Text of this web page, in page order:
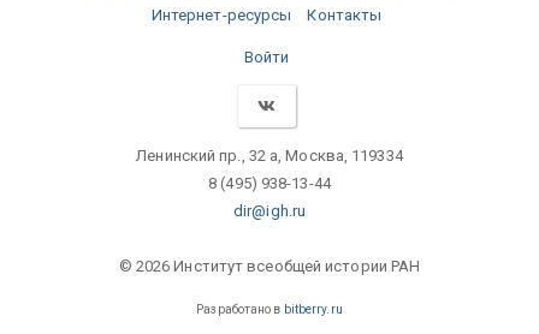
Интернет-ресурсы
Контакты
Войти
Ленинский пр., 32 а, Москва, 119334
8 (495) 938-13-44
dir@igh.ru
© 2026 Институт всеобщей истории РАН
Разработано в bitberry.ru